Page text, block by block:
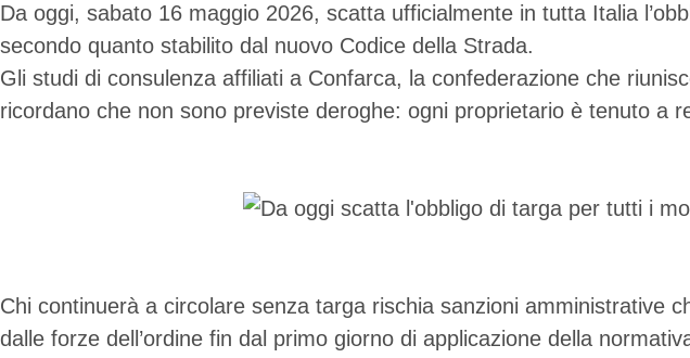
Da oggi, sabato 16 maggio 2026, scatta ufficialmente in tutta Italia
secondo quanto stabilito dal nuovo Codice della Strada.
Gli studi di consulenza affiliati a Confarca, la confederazione che
ricordano che non sono previste deroghe: ogni proprietario è tenuto a
Chi continuerà a circolare senza targa rischia sanzioni amministrative
dalle forze dell’ordine fin dal primo giorno di applicazione della